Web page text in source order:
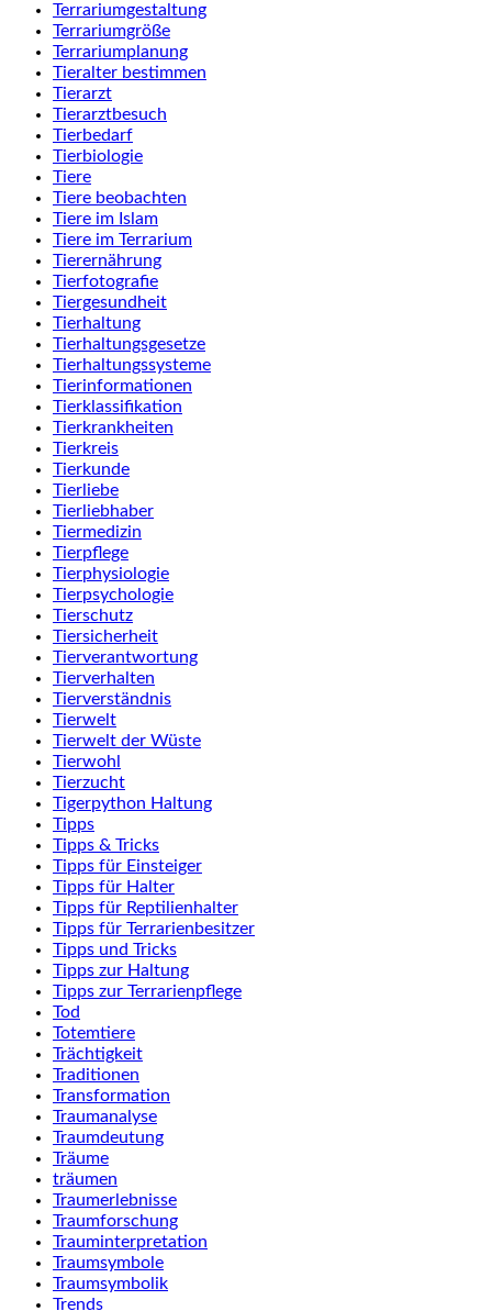
Terrariumgestaltung
Terrariumgröße
Terrariumplanung
Tieralter bestimmen
Tierarzt
Tierarztbesuch
Tierbedarf
Tierbiologie
Tiere
Tiere beobachten
Tiere im Islam
Tiere im Terrarium
Tierernährung
Tierfotografie
Tiergesundheit
Tierhaltung
Tierhaltungsgesetze
Tierhaltungssysteme
Tierinformationen
Tierklassifikation
Tierkrankheiten
Tierkreis
Tierkunde
Tierliebe
Tierliebhaber
Tiermedizin
Tierpflege
Tierphysiologie
Tierpsychologie
Tierschutz
Tiersicherheit
Tierverantwortung
Tierverhalten
Tierverständnis
Tierwelt
Tierwelt der Wüste
Tierwohl
Tierzucht
Tigerpython Haltung
Tipps
Tipps & Tricks
Tipps für Einsteiger
Tipps für Halter
Tipps für Reptilienhalter
Tipps für Terrarienbesitzer
Tipps und Tricks
Tipps zur Haltung
Tipps zur Terrarienpflege
Tod
Totemtiere
Trächtigkeit
Traditionen
Transformation
Traumanalyse
Traumdeutung
Träume
träumen
Traumerlebnisse
Traumforschung
Trauminterpretation
Traumsymbole
Traumsymbolik
Trends